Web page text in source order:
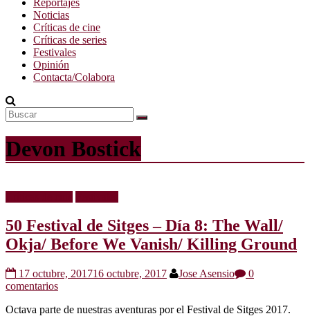
Noticias
Críticas de cine
Críticas de series
Festivales
Opinión
Contacta/Colabora
Devon Bostick
50 Festival de Sitges – Día 8: The Wall/
Okja/ Before We Vanish/ Killing Ground
17 octubre, 201716 octubre, 2017 Jose Asensio
0
comentarios
Octava parte de nuestras aventuras por el Festival de Sitges 2017.